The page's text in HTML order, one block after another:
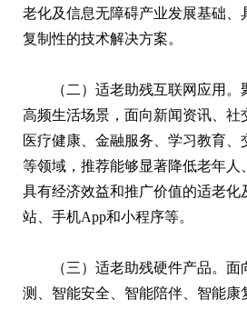
老化及信息无障碍产业发展基础、
复制性的技术解决方案。
（二）适老助残互联网应用。
高频生活场景，面向新闻资讯、社
医疗健康、金融服务、学习教育、
等领域，推荐能够显著降低老年人
具有经济效益和推广价值的适老化
站、手机App和小程序等。
（三）适老助残硬件产品。
测、智能安全、智能陪伴、智能康